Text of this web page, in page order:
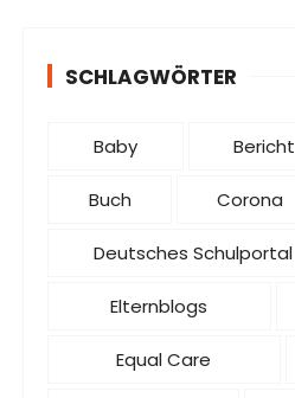
SCHLAGWÖRTER
Baby Bericht
Buch Corona
Deutsches Schulportal
Elternblogs
Equal Care